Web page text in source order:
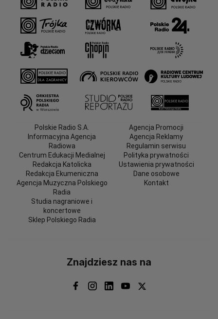
Polskie Radio S.A.
Informacyjna Agencja
Radiowa
Centrum Edukacji Medialnej
Redakcja Katolicka
Redakcja Ekumeniczna
Agencja Muzyczna Polskiego
Radia
Studia nagraniowe i
koncertowe
Sklep Polskiego Radia
Agencja Promocji
Agencja Reklamy
Regulamin serwisu
Polityka prywatności
Ustawienia prywatności
Dane osobowe
Kontakt
Znajdziesz nas na